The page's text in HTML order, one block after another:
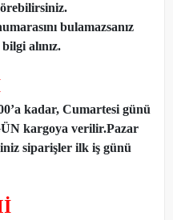
bulamazsanız
alınız.
kadar, Cumartesi günü
kargoya verilir.Pazar
siparişler ilk iş günü